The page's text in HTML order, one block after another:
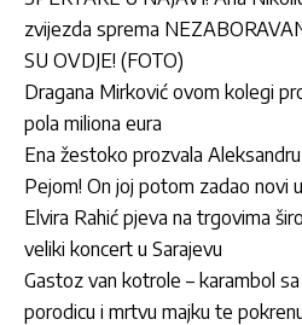
zvijezda sprema
SU OVDJE! (FOTO)
Dragana Mirković ovom kolegi
pola miliona eura
Ena žestoko prozvala
Pejom! On joj potom zadao novi
Elvira Rahić pjeva na trgovima
veliki koncert u Sarajevu
Gastoz van kotrole – karambol
porodicu i mrtvu majku te